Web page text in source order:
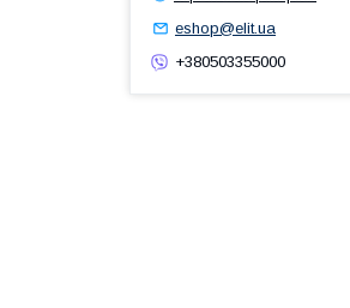
eshop@elit.ua
+380503355000